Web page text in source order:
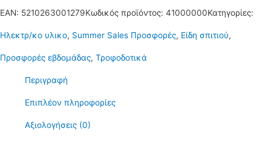
EAN: 5210263001279Κωδικός προϊόντος: 41000000Κατηγορίες:
Ηλεκτρ/κο υλικο, Summer Sales Προσφορές, Είδη σπιτιού,
Προσφορές εβδομάδας, Τροφοδοτικά
Περιγραφή
Επιπλέον πληροφορίες
Αξιολογήσεις (0)